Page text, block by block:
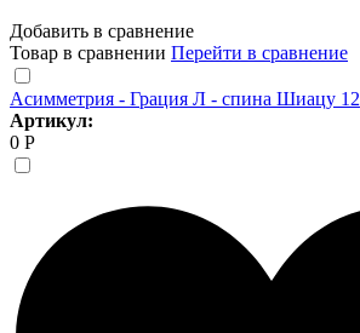
Добавить в сравнение
Товар в сравнении Перейти в сравнение
Асимметрия - Грация Л - спина Шиацу 12
Артикул:
0 Р